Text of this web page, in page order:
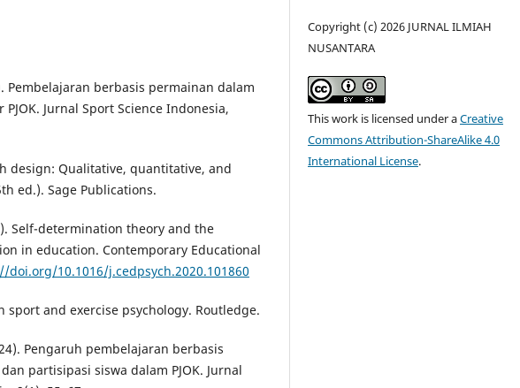
Pembelajaran berbasis permainan dalam
Jurnal Sport Science Indonesia,
design: Qualitative, quantitative, and
ed.). Sage Publications.
Self-determination theory and the
in education. Contemporary Educational
doi.org/10.1016/j.cedpsych.2020.101860
sport and exercise psychology. Routledge.
Pengaruh pembelajaran berbasis
partisipasi siswa dalam PJOK. Jurnal
Copyright (c) 2026 JURNAL ILMIAH
NUSANTARA
This work is licensed under aCreative
Commons Attribution-ShareAlike 4.0
International License.